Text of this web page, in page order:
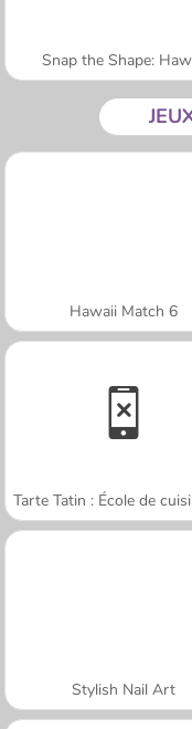
Snap the Shape:
Hawaii Match 6
Stylish Nail Art